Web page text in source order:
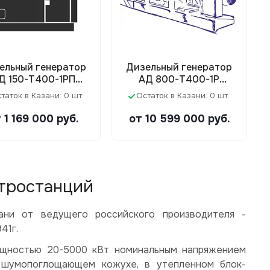
от ведущего российского производителя -
20-5000 кВт номинальным напряжением
кожухе, в утепленном блок-
генератор
150-Т400-1РП
176DE) в
в Казани: 0 шт.
1 169 000 руб.
Дизельный генератор
АД 800-Т400-1Р
(Cummins KTA38-G5)
Остаток в Казани: 0 шт.
от 10 599 000 руб.